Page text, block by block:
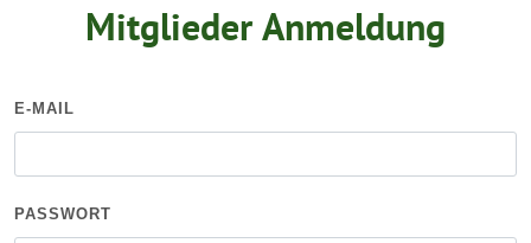
Mitglieder Anmeldung
E-MAIL
PASSWORT